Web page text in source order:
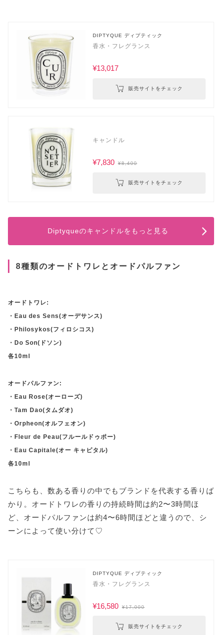
DIPTYQUE ディプティック
香水・フレグランス
¥13,017
販売サイトをチェック
キャンドル
¥7,830 ¥8,400
販売サイトをチェック
Diptyqueのキャンドルをもっと見る
8種類のオードトワレとオードパルファン
オードトワレ:
・Eau des Sens(オーデサンス)
・Philosykos(フィロシコス)
・Do Son(ドソン)
各10ml
オードパルファン:
・Eau Rose(オーローズ)
・Tam Dao(タムダオ)
・Orpheon(オルフェオン)
・Fleur de Peau(フルールドゥポー)
・Eau Capitale(オー キャピタル)
各10ml
こちらも、数ある香りの中でもブランドを代表する香りば
かり。オードトワレの香りの持続時間は約2〜3時間ほ
ど、オードパルファンは約4〜6時間ほどと違うので、シ
ーンによって使い分けて♡
DIPTYQUE ディプティック
香水・フレグランス
¥16,580 ¥17,000
販売サイトをチェック